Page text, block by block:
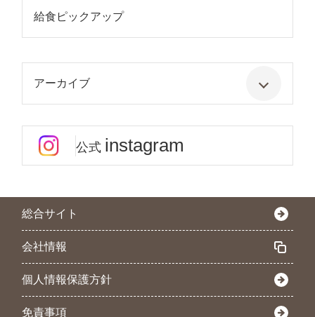
給食ピックアップ
アーカイブ
公式 instagram
総合サイト
会社情報
個人情報保護方針
免責事項